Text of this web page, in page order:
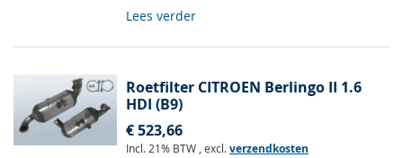
Lees verder
Roetfilter CITROEN Berlingo II 1.6
HDI (B9)
€ 523,66
Incl. 21% BTW , excl.verzendkosten